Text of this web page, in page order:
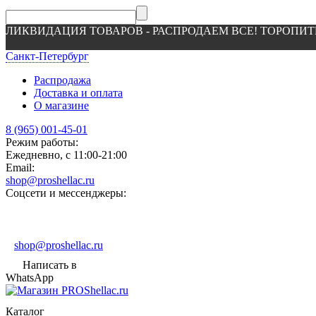
ЛИКВИДАЦИЯ ТОВАРОВ - РАСПРОДАЕМ ВСЕ!
Санкт-Петербург
Распродажа
Доставка и оплата
О магазине
8 (965) 001-45-01
Режим работы:
Ежедневно, с 11:00-21:00
Email:
shop@proshellac.ru
Соцсети и мессенджеры:
shop@proshellac.ru
Написать в
WhatsApp
Каталог